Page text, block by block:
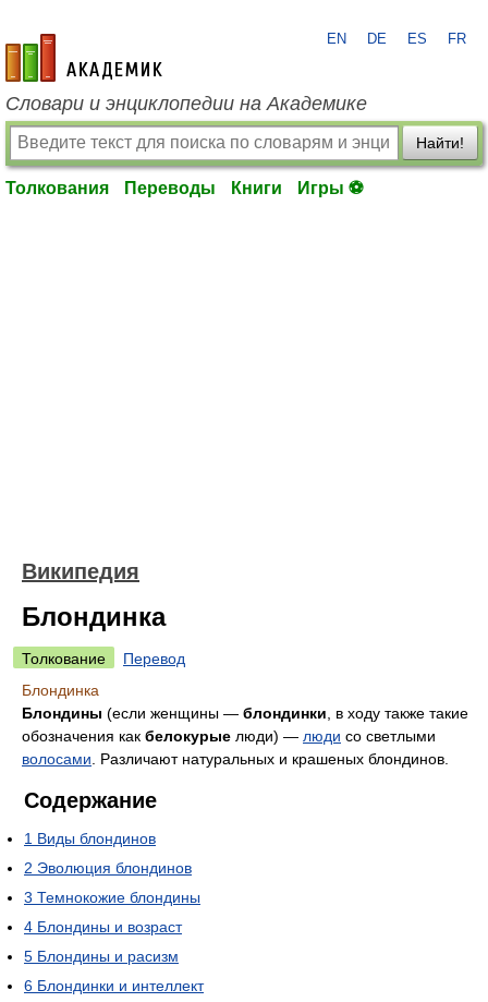
academic.ru
EN DE ES FR
Словари и энциклопедии на Академике
Найти!
Толкования Переводы Книги Игры ⚽
Википедия
Блондинка
Толкование
Перевод
Блондинка
Блондины (если женщины — блондинки , в ходу также такие
обозначения как белокурые люди) — люди со светлыми
волосами . Различают натуральных и крашеных блондинов.
Содержание
1 Виды блондинов
2 Эволюция блондинов
3 Темнокожие блондины
4 Блондины и возраст
5 Блондины и расизм
6 Блондинки и интеллект